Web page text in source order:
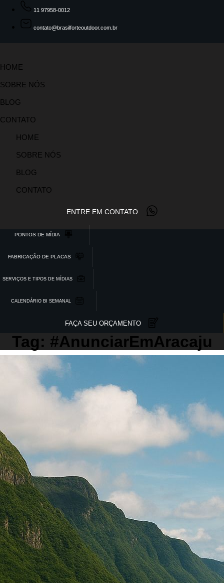
11 97958-0012
contato@brasilforteoutdoor.com.br
HOME
SOBRE NÓS
BLOG
CONTATO
HOME
SOBRE NÓS
BLOG
CONTATO
ENTRE EM CONTATO
PONTOS DE MÍDIA
FABRICAÇÃO DE PLACAS
SERVIÇOS E TIPOS DE MÍDIAS
CALENDÁRIO BI SEMANAL
FAÇA SEU ORÇAMENTO
Tag: #AnunciarEmAracaju